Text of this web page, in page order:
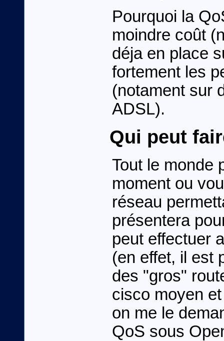
Pourquoi la
moindre coût
déja en place
fortement les
(notament sur
ADSL).
Qui peut
Tout le monde
moment ou
réseau
présentera
peut effectuer
(en effet, il est
des "gros"
cisco moyen
on me le
QoS sous